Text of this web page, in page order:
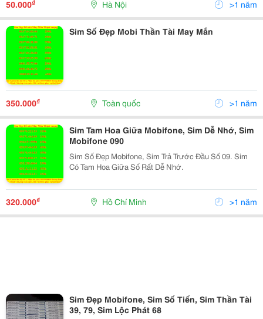
May Mắn Này.
50.000₫ Hà Nội >1 năm
Sim Số Đẹp Mobi Thần Tài May Mắn
350.000₫ Toàn quốc >1 năm
Sim Tam Hoa Giữa Mobifone, Sim Dễ Nhớ, Sim
Mobifone 090
Sim Số Đẹp Mobifone, Sim Trả Trước Đầu Số 09. Sim
Có Tam Hoa Giữa Số Rất Dễ Nhớ.
320.000₫ Hồ Chí Minh >1 năm
Sim Đẹp Mobifone, Sim Số Tiến, Sim Thần Tài
39, 79, Sim Lộc Phát 68